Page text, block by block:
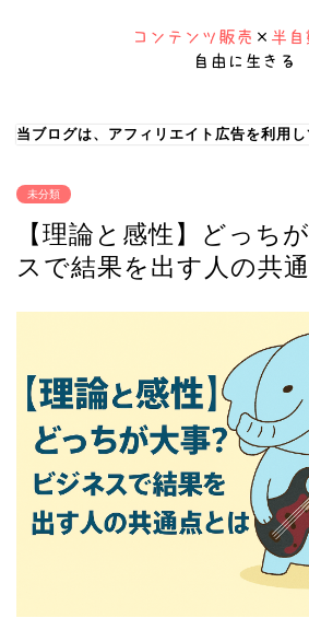
当ブログは、アフィリエイト広告を利用
未分類
【理論と感性】どっち
スで結果を出す人の共